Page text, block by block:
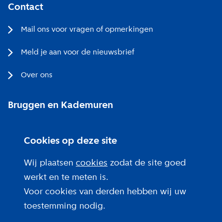
Cookies op deze site
Wij plaatsen cookies zodat de site goed
werkt en te meten is.
Voor cookies van derden hebben wij uw
toestemming nodig.
Contact
Mail ons voor vragen of opmerkingen
Meld je aan voor de nieuwsbrief
Over ons
Bruggen en Kademuren